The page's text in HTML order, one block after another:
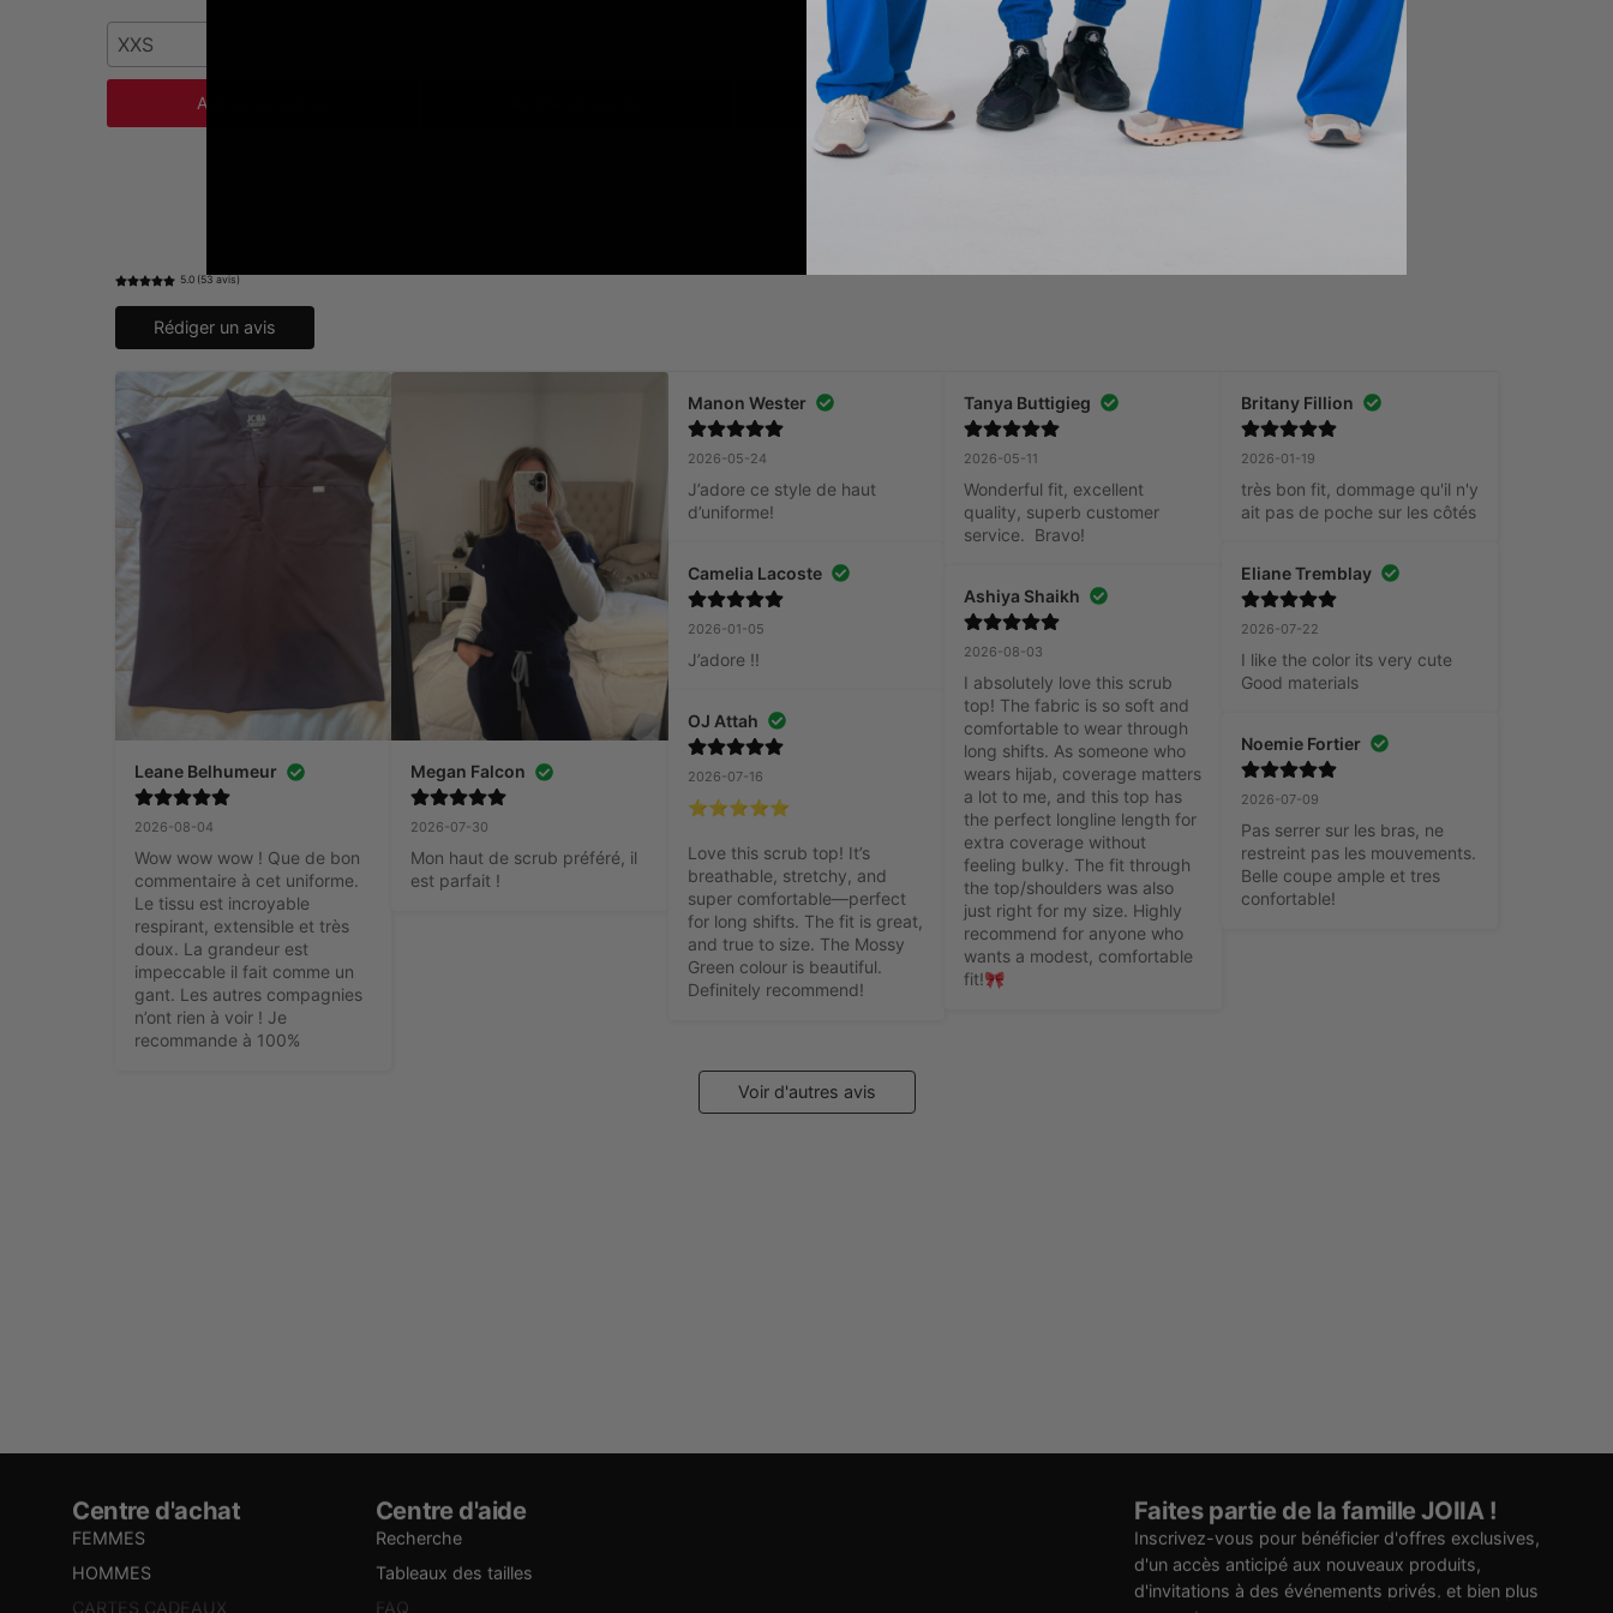
XXS
Ajouter au panier Ajouter au panier
XXS
Ajouter au panier
5.0 (53 avis)
Rédiger un avis
Leane Belhumeur
2026-08-04
Wow wow wow ! Que de bon
commentaire à cet uniforme.
Le tissu est incroyable
respirant, extensible et très
doux. La grandeur est
impeccable il fait comme un
gant. Les autres compagnies
n’ont rien à voir ! Je
recommande à 100%
Megan Falcon
2026-07-30
Mon haut de scrub préféré, il
est parfait !
Manon Wester
2026-05-24
J’adore ce style de haut
d’uniforme!
Camelia Lacoste
2026-01-05
J’adore !!
OJ Attah
2026-07-16
⭐⭐⭐⭐⭐
Love this scrub top! It’s
breathable, stretchy, and
super comfortable—perfect
for long shifts. The fit is great,
and true to size. The Mossy
Green colour is beautiful.
Definitely recommend!
Tanya Buttigieg
2026-05-11
Wonderful fit, excellent
quality, superb customer
service.  Bravo!
Ashiya Shaikh
2026-08-03
I absolutely love this scrub
top! The fabric is so soft and
comfortable to wear through
long shifts. As someone who
wears hijab, coverage matters
a lot to me, and this top has
the perfect longline length for
extra coverage without
feeling bulky. The fit through
the top/shoulders was also
just right for my size. Highly
recommend for anyone who
wants a modest, comfortable
fit!🎀
Britany Fillion
2026-01-19
très bon fit, dommage qu'il n'y
ait pas de poche sur les côtés
Eliane Tremblay
2026-07-22
I like the color its very cute
Good materials
Noemie Fortier
2026-07-09
Pas serrer sur les bras, ne
restreint pas les mouvements.
Belle coupe ample et tres
confortable!
Voir d'autres avis
Centre d'achat
FEMMES
HOMMES
CARTES CADEAUX
Centre d'aide
Recherche
Tableaux des tailles
FAQ
Faites partie de la famille JOIIA !
Inscrivez-vous pour bénéficier d'offres exclusives,
d'un accès anticipé aux nouveaux produits,
d'invitations à des événements privés, et bien plus